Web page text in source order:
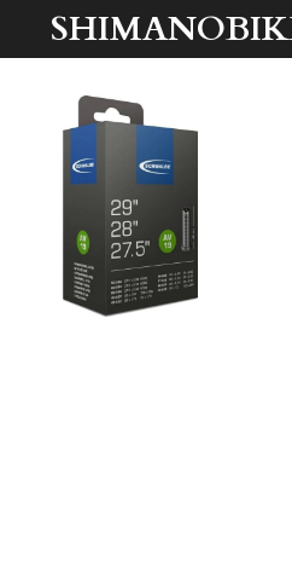
hoofdinhoud